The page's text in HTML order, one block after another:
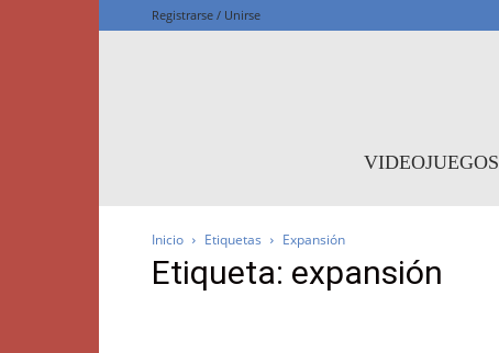
Registrarse / Unirse
VIDEOJUEGOS
Inicio Etiquetas Expansión
Etiqueta: expansión